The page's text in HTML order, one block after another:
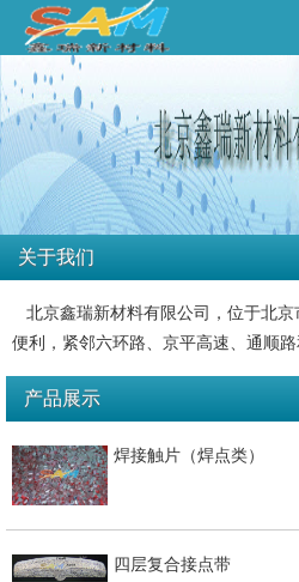
关于我们
北京鑫瑞新材料有限公司，位于北京
便利，紧邻六环路、京平高速、通顺
产品展示
焊接触片（焊点类）
四层复合接点带